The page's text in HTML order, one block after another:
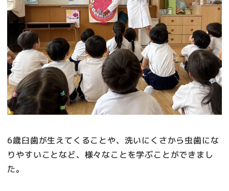
6歳臼歯が生えてくることや、洗いにくさから虫歯にな
りやすいことなど、様々なことを学ぶことができまし
た。